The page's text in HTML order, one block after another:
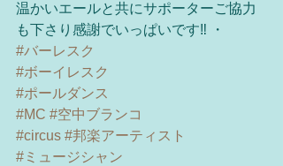
温かいエールと共にサポーターご協力
も下さり感謝でいっぱいです‼️ ・
#バーレスク
#ボーイレスク
#ポールダンス
#MC #空中ブランコ
#circus #邦楽アーティスト
#ミュージシャン